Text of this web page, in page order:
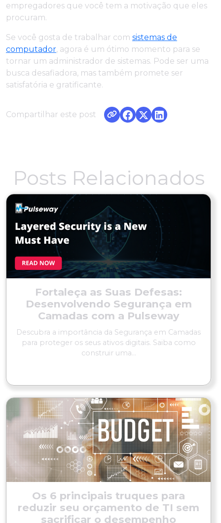
empregadores que você tem a motivação que eles
procuram.
Se você gosta de trabalhar com sistemas de
computador, agora é um ótimo momento para se
tornar um administrador de sistemas. Pode ser uma
busca desafiadora, mas também promete ser
satisfatória e gratificante.
Compartilhar este post
Posts Relacionados
Fortaleça as Suas Defesas:
Desenvolvendo Segurança em
Camadas com a Pulseway
Descubra a importância da Segurança em Camadas
para proteger os seus ativos digitais. Saiba como
construir uma...
Os 6 principais truques para
reduzir seu orçamento de TI sem
sacrificar o desempenho